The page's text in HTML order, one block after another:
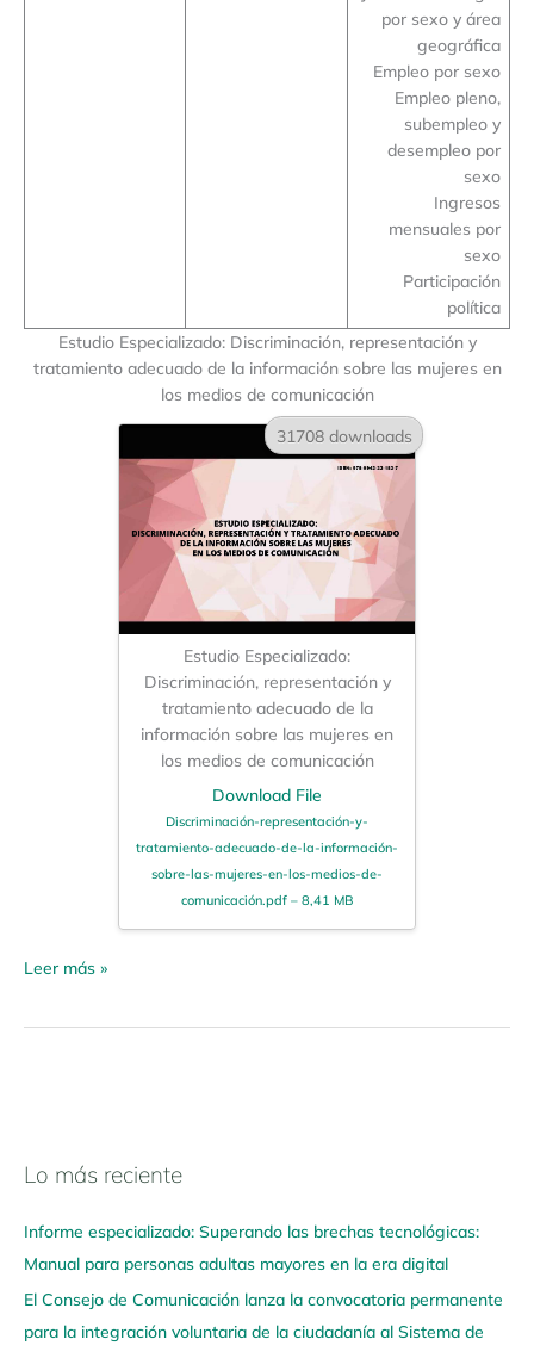
por sexo y área
geográfica
Empleo por sexo
Empleo pleno,
subempleo y
desempleo por
sexo
Ingresos
mensuales por
sexo
Participación
política
Estudio Especializado: Discriminación, representación y
tratamiento adecuado de la información sobre las mujeres en
los medios de comunicación
31708 downloads
Estudio Especializado:
Discriminación, representación y
tratamiento adecuado de la
información sobre las mujeres en
los medios de comunicación
Download File
Discriminación-representación-y-
tratamiento-adecuado-de-la-información-
sobre-las-mujeres-en-los-medios-de-
comunicación.pdf – 8,41 MB
Leer más »
Lo más reciente
Informe especializado: Superando las brechas tecnológicas:
Manual para personas adultas mayores en la era digital
El Consejo de Comunicación lanza la convocatoria permanente
para la integración voluntaria de la ciudadanía al Sistema de
N
v
e
g
a